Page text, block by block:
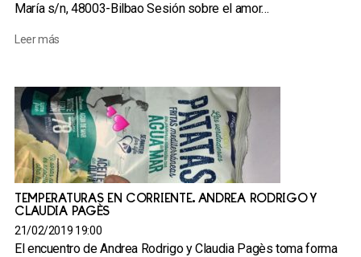
María s/n, 48003-Bilbao Sesión sobre el amor…
Leer más
TEMPERATURAS EN CORRIENTE. ANDREA RODRIGO Y
CLAUDIA PAGÈS
21/02/2019 19:00
El encuentro de Andrea Rodrigo y Claudia Pagès toma forma